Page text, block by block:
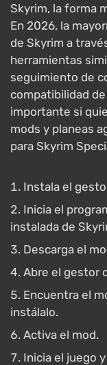
Skyrim, la forma
En 2026, la
de Skyrim a
herramientas
seguimiento de
compatibilidad
importante si
mods y planeas
para Skyrim
Instala el
Inicia el
instalada de
Descarga el
Abre el gestor
Encuentra el
instálalo.
Activa el mod.
Inicia el juego